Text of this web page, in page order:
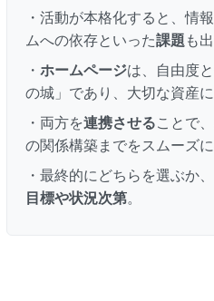
・活動が本格化すると、情
ムへの依存といった課題 も
・ ホームページは、自由度
の城」であり、大切な資産に
・両方を連携させることで
の関係構築までをスムーズに
・最終的にどちらを選ぶか
目標や状況次第。